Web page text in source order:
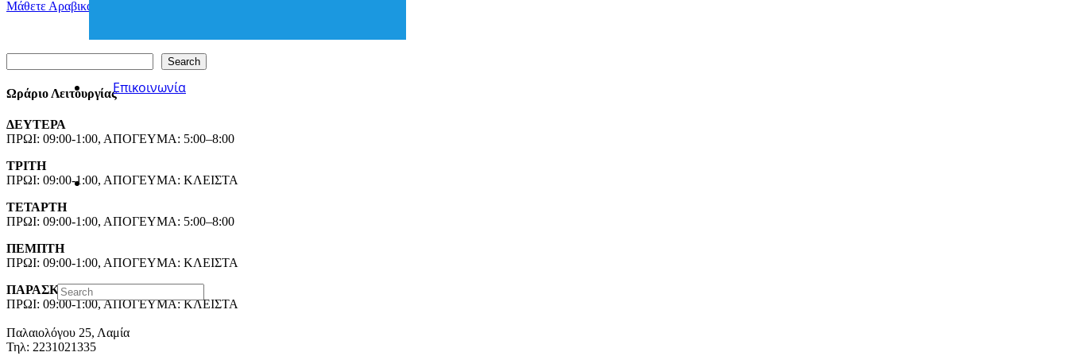
Επικοινωνία
Μάθετε Αραβικά – Έναρξη Μαθημάτων 15 Οκτωβρίου
Search
Ωράριο Λειτουργίας
ΔΕΥΤΕΡΑ
ΠΡΩΙ: 09:00-1:00, ΑΠΟΓΕΥΜΑ: 5:00–8:00
ΤΡΙΤΗ
ΠΡΩΙ: 09:00-1:00, ΑΠΟΓΕΥΜΑ: ΚΛΕΙΣΤΑ
ΤΕΤΑΡΤΗ
ΠΡΩΙ: 09:00-1:00, ΑΠΟΓΕΥΜΑ: 5:00–8:00
ΠΕΜΠΤΗ
ΠΡΩΙ: 09:00-1:00, ΑΠΟΓΕΥΜΑ: ΚΛΕΙΣΤΑ
ΠΑΡΑΣΚΕΥΗ
ΠΡΩΙ: 09:00-1:00, ΑΠΟΓΕΥΜΑ: ΚΛΕΙΣΤΑ
Παλαιολόγου 25, Λαμία
Τηλ: 2231021335